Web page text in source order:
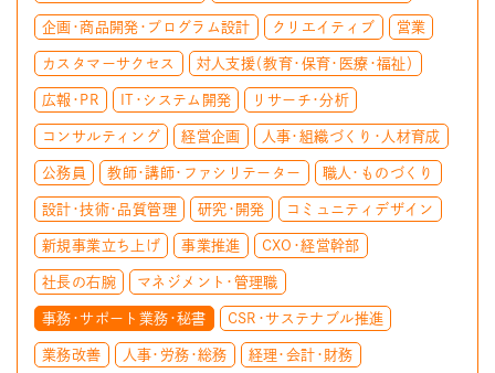
企画・商品開発・プログラム設計 クリエイティブ 営業
カスタマーサクセス 対人支援（教育・保育・医療・福祉）
広報・PR IT・システム開発 リサーチ・分析
コンサルティング 経営企画 人事・組織づくり・人材育成
公務員 教師・講師・ファシリテーター 職人・ものづくり
設計・技術・品質管理 研究・開発 コミュニティデザイン
新規事業立ち上げ 事業推進 CXO・経営幹部
社長の右腕 マネジメント・管理職
事務・サポート業務・秘書 CSR・サステナブル推進
業務改善 人事・労務・総務 経理・会計・財務